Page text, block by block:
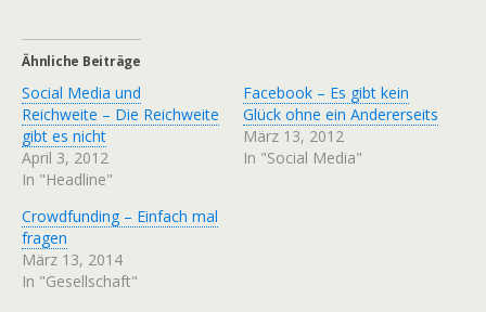
Ähnliche Beiträge
Social Media und
Reichweite – Die Reichweite
gibt es nicht
April 3, 2012
In "Headline"
Facebook – Es gibt kein
Glück ohne ein Andererseits
März 13, 2012
In "Social Media"
Crowdfunding – Einfach mal
fragen
März 13, 2014
In "Gesellschaft"